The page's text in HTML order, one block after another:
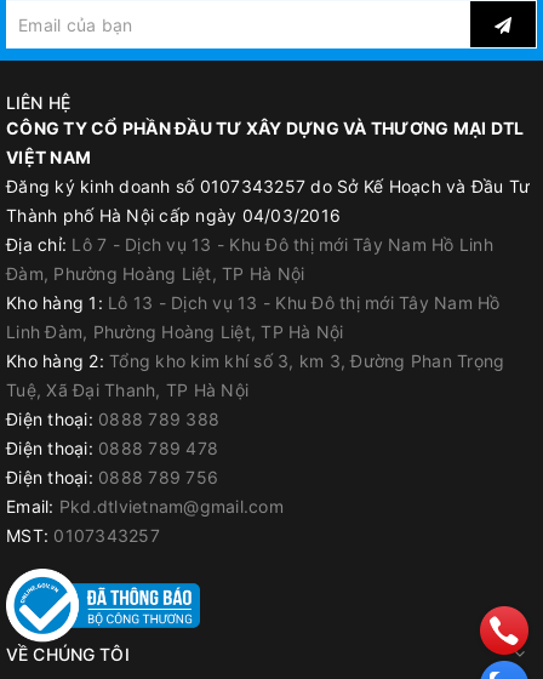
LIÊN HỆ
CÔNG TY CỔ PHẦN ĐẦU TƯ XÂY DỰNG VÀ THƯƠNG MẠI DTL
VIỆT NAM
Đăng ký kinh doanh số 0107343257 do Sở Kế Hoạch và Đầu Tư
Thành phố Hà Nội cấp ngày 04/03/2016
Địa chỉ: Lô 7 - Dịch vụ 13 - Khu Đô thị mới Tây Nam Hồ Linh
Đàm, Phường Hoàng Liệt, TP Hà Nội
Kho hàng 1: Lô 13 - Dịch vụ 13 - Khu Đô thị mới Tây Nam Hồ
Linh Đàm, Phường Hoàng Liệt, TP Hà Nội
Kho hàng 2: Tổng kho kim khí số 3, km 3, Đường Phan Trọng
Tuệ, Xã Đại Thanh, TP Hà Nội
Điện thoại: 0888 789 388
Điện thoại: 0888 789 478
Điện thoại: 0888 789 756
Email: Pkd.dtlvietnam@gmail.com
MST: 0107343257
VỀ CHÚNG TÔI